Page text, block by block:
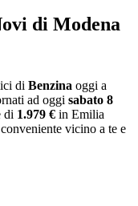
di Modena
di Benzina oggi a
ad oggi sabato 8
di 1.979 € in Emilia
vicino a te e